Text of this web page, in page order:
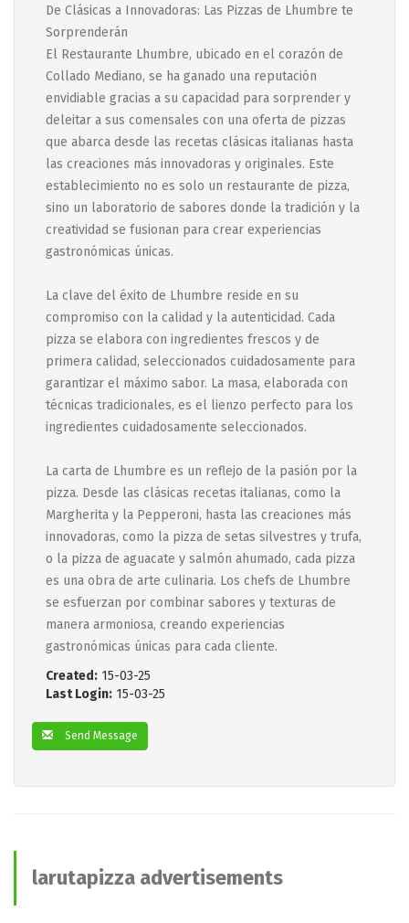
De Clásicas a Innovadoras: Las Pizzas de Lhumbre te
Sorprenderán
El Restaurante Lhumbre, ubicado en el corazón de
Collado Mediano, se ha ganado una reputación
envidiable gracias a su capacidad para sorprender y
deleitar a sus comensales con una oferta de pizzas
que abarca desde las recetas clásicas italianas hasta
las creaciones más innovadoras y originales. Este
establecimiento no es solo un restaurante de pizza,
sino un laboratorio de sabores donde la tradición y la
creatividad se fusionan para crear experiencias
gastronómicas únicas.
La clave del éxito de Lhumbre reside en su
compromiso con la calidad y la autenticidad. Cada
pizza se elabora con ingredientes frescos y de
primera calidad, seleccionados cuidadosamente para
garantizar el máximo sabor. La masa, elaborada con
técnicas tradicionales, es el lienzo perfecto para los
ingredientes cuidadosamente seleccionados.
La carta de Lhumbre es un reflejo de la pasión por la
pizza. Desde las clásicas recetas italianas, como la
Margherita y la Pepperoni, hasta las creaciones más
innovadoras, como la pizza de setas silvestres y trufa,
o la pizza de aguacate y salmón ahumado, cada pizza
es una obra de arte culinaria. Los chefs de Lhumbre
se esfuerzan por combinar sabores y texturas de
manera armoniosa, creando experiencias
gastronómicas únicas para cada cliente.
Created: 15-03-25
Last Login: 15-03-25
Send Message
larutapizza advertisements